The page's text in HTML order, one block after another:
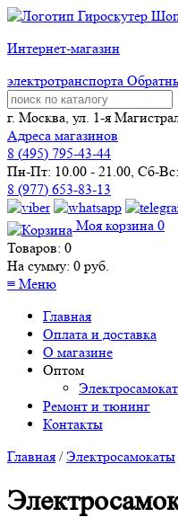
Интернет-магазин
электротранспорта
г. Москва, ул. 1-я
Адреса магазинов
8 (495) 795-43-44
Пн-Пт: 10.00 - 21.00, Сб-
8 (977) 653-83-13
Моя корзина 0
Товаров: 0
На сумму: 0 руб.
≡ Меню
Главная
Оплата и доставка
О магазине
Оптом
Ремонт и тюнинг
Контакты
Главная /Электросамокаты